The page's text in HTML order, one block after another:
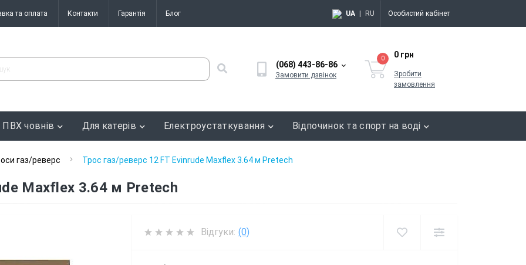
та оплата Контакти Гарантія Блог UA RU Особистий кабінет
(068) 443-86-86
Замовити дзвінок
0 0 грн
Зробити
замовлення
човнів Для катерів Електроустаткування Відпочинок та спорт на воді
газ/реверс Трос газ/реверс 12 FT Evinrude Maxflex 3.64 м Pretech
Maxflex 3.64 м Pretech
Відгуки: (0)